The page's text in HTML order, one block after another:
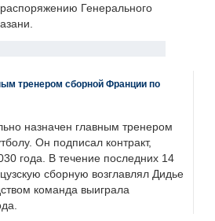
Генерального
тренером сборной Франции по
назначен главным тренером
Он подписал контракт,
года. В течение последних 14
сборную возглавлял Дидье
команда выиграла